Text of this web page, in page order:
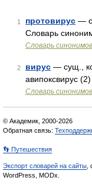
1 протовирус —
Словарь
Словарь синонимов
2 вирус — сущ.,
авипоксвирус
Словарь синонимов
© Академик, 2000-2026
Обратная связь:
👣 Путешествия
Экспорт словарей на сайты
WordPress, MODx.